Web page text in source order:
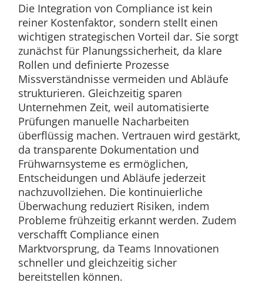
Die Integration von Compliance ist kein
reiner Kostenfaktor, sondern stellt einen
wichtigen strategischen Vorteil dar. Sie sorgt
zunächst für Planungssicherheit, da klare
Rollen und definierte Prozesse
Missverständnisse vermeiden und Abläufe
strukturieren. Gleichzeitig sparen
Unternehmen Zeit, weil automatisierte
Prüfungen manuelle Nacharbeiten
überflüssig machen. Vertrauen wird gestärkt,
da transparente Dokumentation und
Frühwarnsysteme es ermöglichen,
Entscheidungen und Abläufe jederzeit
nachzuvollziehen. Die kontinuierliche
Überwachung reduziert Risiken, indem
Probleme frühzeitig erkannt werden. Zudem
verschafft Compliance einen
Marktvorsprung, da Teams Innovationen
schneller und gleichzeitig sicher
bereitstellen können.